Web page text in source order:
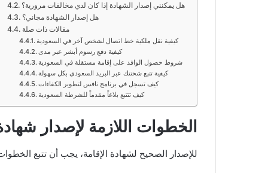
هل يمكنني إصدار الشهادة إذا كان لدي مخالفات مرورية؟
هل إصدار الشهادة مجاني؟
مقالات ذات صلة
كيفية نقل ملكية خط اتصال لشخص آخر في السعودية
كيفية دفع رسوم أبشر عبر مدى
شروط حصول الوافد على إقامة مستقلة في السعودية
كيفية تتبع شحنتك عبر البريد السعودي بكل سهولة
كيف تسجل في برنامج نافس لتطوير الكفاءات
كيف تتتبع بلاغاً مقدماً للشرطة السعودية
الخطوات اللازمة لإصدار
للإصدار الصحيح لشهادة الإقامة، يجب أن تتبع الخطوات